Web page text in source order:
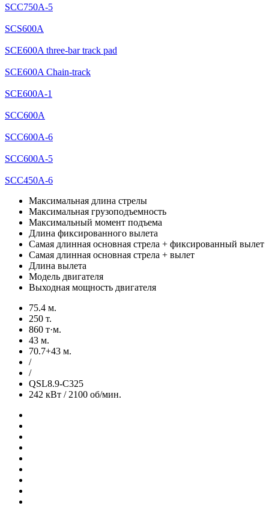
SCC750A-5
SCS600A
SCE600A three-bar track pad
SCE600A Chain-track
SCE600A-1
SCC600A
SCC600A-6
SCC600A-5
SCC450A-6
Максимальная длина стрелы
Максимальная грузоподъемность
Максимальный момент подъема
Длина фиксированного вылета
Самая длинная основная стрела + фиксированный вылет
Самая длинная основная стрела + вылет
Длина вылета
Модель двигателя
Выходная мощность двигателя
75.4 м.
250 т.
860 т·м.
43 м.
70.7+43 м.
/
/
QSL8.9-C325
242 кВт / 2100 об/мин.